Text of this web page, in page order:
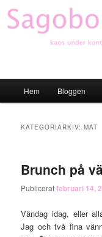
Hoppa
till
primärt
Hoppa
till
sekundärt
Hem Bloggen
KATEGORIARKIV:MAT
Brunch på
Publiceratfebruari 14,
Vändag idag, eller
Jag och två fina